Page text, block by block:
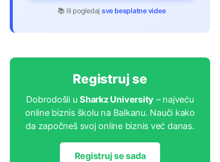
📚 Ili pogledaj sve besplatne videe
Registruj se
Dobrodošli uSharkz University – najveću
online biznis školu na Balkanu. Nauči kako
da započneš svoj online biznis već danas.
Registruj se sada